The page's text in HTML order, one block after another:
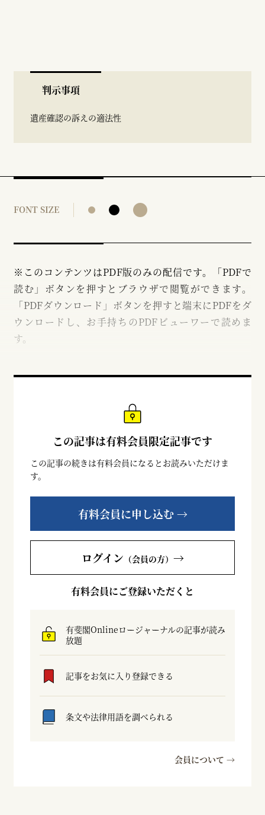
判示事項
遺産確認の訴えの適法性
FONT SIZE
※このコンテンツはPDF版のみの配信です。「PDFで
読む」ボタンを押すとブラウザで閲覧ができます。
「PDFダウンロード」ボタンを押すと端末にPDFをダ
ウンロードし、お手持ちのPDFビューワーで読めま
す。
この記事は有料会員限定記事です
この記事の続きは有料会員になるとお読みいただけま
す。
有料会員に申し込む →
ログイン （会員の方） →
有料会員にご登録いただくと
有斐閣Onlineロージャーナルの記事が読み
放題
記事をお気に入り登録できる
条文や法律用語を調べられる
会員について →